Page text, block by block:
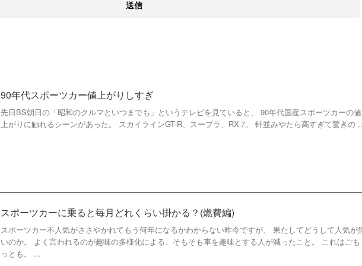
90年代スポーツカー値上がりしすぎ
先日BS朝日の「昭和のクルマといつまでも」というテレビを見ていると、 90年代国産スポーツカーの値
上がりに触れるシーンがあった。 スカイラインGT-R、スープラ、RX-7。 軒並みやたら高すぎて驚きの
スポーツカーに乗ると毎月どれくらい掛かる？(燃費編)
スポーツカー不人気がささやかれてもう何年になるかわからない昨今ですが、 果たしてどうして人気が
いのか。 よく言われるのが趣味の多様化による、そもそも車を趣味とする人が減ったこと。 これはごも
っとも。 ...